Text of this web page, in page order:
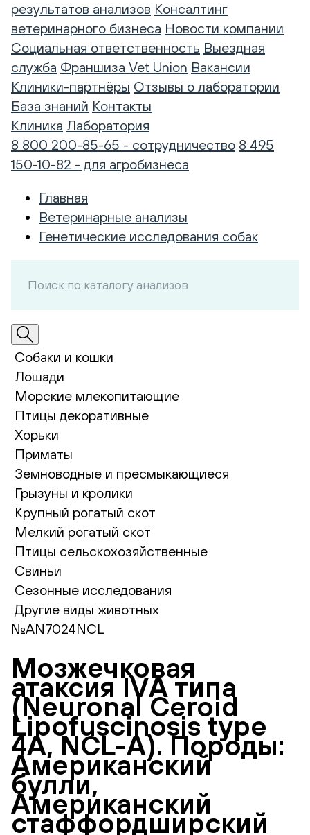
результатов анализов Консалтинг
ветеринарного бизнеса Новости компании
Социальная ответственность Выездная
служба Франшиза Vet Union Вакансии
Клиники-партнёры Отзывы о лаборатории
База знаний Контакты
Клиника Лаборатория
8 800 200-85-65 - сотрудничество 8 495
150-10-82 - для агробизнеса
Главная
Ветеринарные анализы
Генетические исследования собак
Собаки и кошки
Лошади
Морские млекопитающие
Птицы декоративные
Хорьки
Приматы
Земноводные и пресмыкающиеся
Грызуны и кролики
Крупный рогатый скот
Мелкий рогатый скот
Птицы сельскохозяйственные
Свиньи
Сезонные исследования
Другие виды животных
№AN7024NCL
Мозжечковая
атаксия IVА типа
(Neuronal Ceroid
Lipofuscinosis type
4A, NCL-A). Породы:
Американский
булли,
Американский
стаффордширский